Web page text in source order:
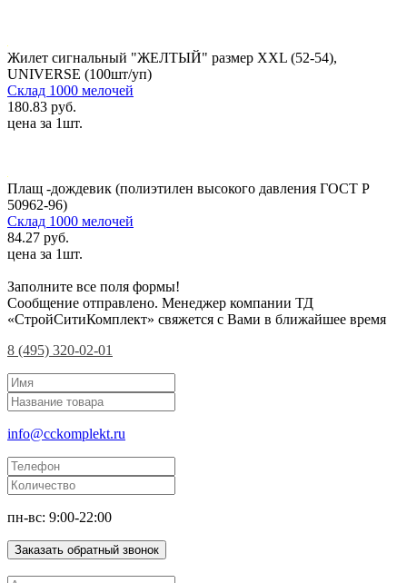
Жилет сигнальный "ЖЕЛТЫЙ" размер XХL (52-54),
UNIVERSE (100шт/уп)
Склад 1000 мелочей
180.83 руб.
цена за 1шт.
Плащ -дождевик (полиэтилен высокого давления ГОСТ Р
50962-96)
Склад 1000 мелочей
84.27 руб.
цена за 1шт.
Заполните все поля формы!
Сообщение отправлено. Менеджер компании ТД
«СтройСитиКомплект» свяжется с Вами в ближайшее время
8 (495) 320-02-01
info@cckomplekt.ru
пн-вс: 9:00-22:00
Заказать обратный звонок